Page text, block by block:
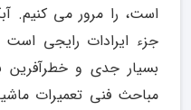
است، را مرور می کنیم.
جزء ایرادات رایجی
بسیار جدی و خطرآفرین
مباحث فنی تعمیرات